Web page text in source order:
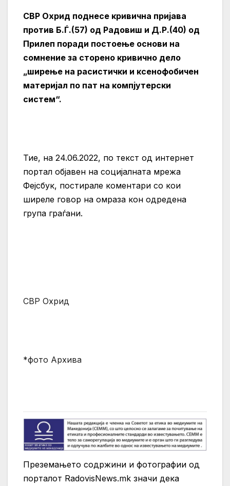
СВР Охрид поднесе кривична пријава
против Б.Ѓ.(57) од Радовиш и Д.Р.(40) од
Прилеп поради постоење основи на
сомнение за сторено кривично дело
„ширење на расистички и ксенофобичен
материјал по пат на компјутерски
систем“.
Тие, на 24.06.2022, по текст од интернет
портал објавен на социјалната мрежа
Фејсбук, постирале коментари со кои
ширеле говор на омраза кон одредена
група граѓани.
СВР Охрид
*фото Архива
Преземањето содржини и фотографии од
порталот RadovisNews.mk значи дека